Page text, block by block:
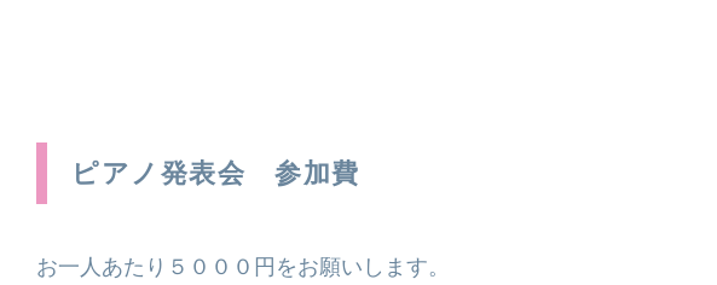
ピアノ発表会 参加費
お一人あたり５０００円をお願いします。